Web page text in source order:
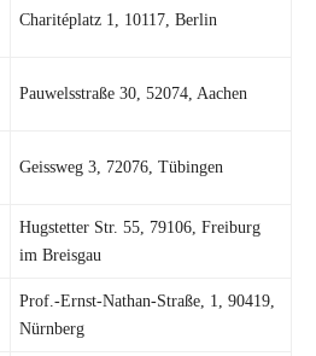
Charitéplatz 1, 10117, Berlin
Pauwelsstraße 30, 52074, Aachen
Geissweg 3, 72076, Tübingen
Hugstetter Str. 55, 79106, Freiburg
im Breisgau
Prof.-Ernst-Nathan-Straße, 1, 90419,
Nürnberg